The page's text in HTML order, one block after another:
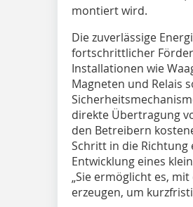
montiert wird.
Die zuverlässige
fortschrittlicher
Installationen wie
Magneten und Relais
direkte Übertragung
den Betreibern
Schritt in die Richtung
Entwicklung eines
„Sie ermöglicht es,
erzeugen, um